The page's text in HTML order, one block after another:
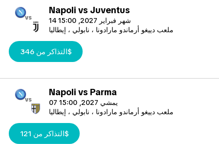
vs
Napoli vs Juventus
14 شهر فبراير 2027, 15:00
ملعب دييغو أرماندو مارادونا ، نابولي ، إيطاليا
التذاكر من 346$
vs
Napoli vs Parma
07 يمشي 2027, 15:00
ملعب دييغو أرماندو مارادونا ، نابولي ، إيطاليا
التذاكر من 121$